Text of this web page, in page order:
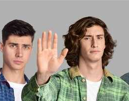
они
не
прошли
проверку
«Текстом»?